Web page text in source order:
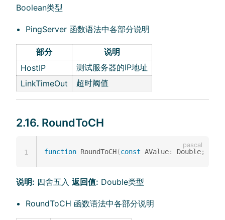
Boolean类型
PingServer 函数语法中各部分说明
部分
说明
HostIP
测试服务器的IP地址
LinkTimeOut
超时阈值
2.16. RoundToCH
function RoundToCH(const AValue: Double;
1
说明: 四舍五入 返回值: Double类型
RoundToCH 函数语法中各部分说明